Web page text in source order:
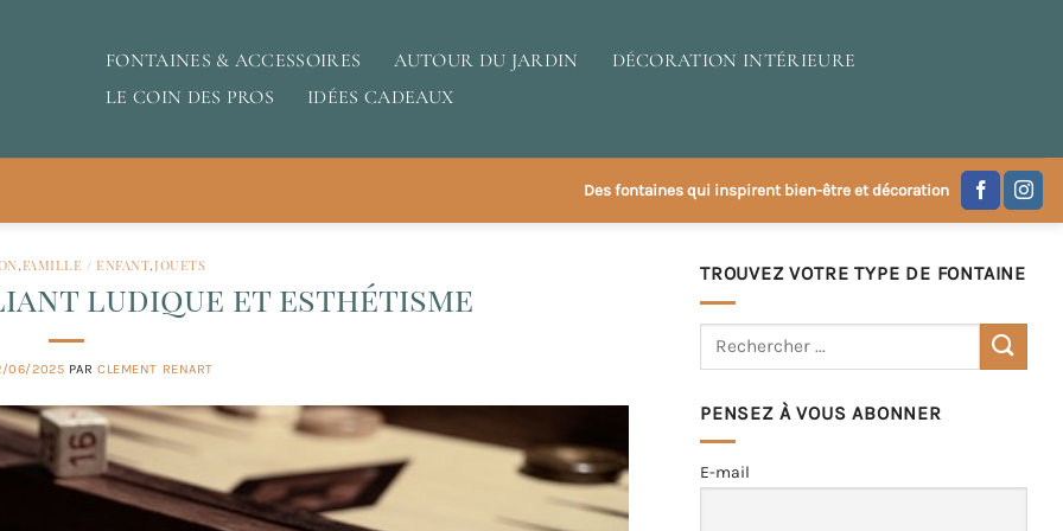
FONTAINES & ACCESSOIRES AUTOUR DU JARDIN
DÉCORATION INTÉRIEURE
LE COIN DES PROS
IDÉES CADEAUX
Des fontaines qui inspirent bien-être et décoration
,FAMILLE / ENFANT,JOUETS
ludique et esthétisme
06/2025 PARCLEMENT RENART
TROUVEZ VOTRE TYPE DE FONTAINE
PENSEZ À VOUS ABONNER
E-mail